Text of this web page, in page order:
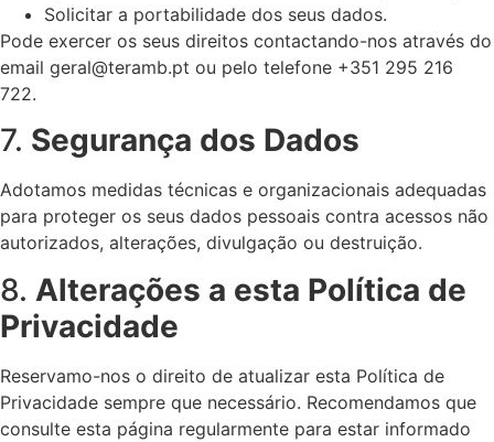
Solicitar a portabilidade dos seus dados.
Pode exercer os seus direitos contactando-nos através do
email geral@teramb.pt ou pelo telefone +351 295 216
722.
7. Segurança dos Dados
Adotamos medidas técnicas e organizacionais adequadas
para proteger os seus dados pessoais contra acessos não
autorizados, alterações, divulgação ou destruição.
8. Alterações a esta Política de
Privacidade
Reservamo-nos o direito de atualizar esta Política de
Privacidade sempre que necessário. Recomendamos que
consulte esta página regularmente para estar informado